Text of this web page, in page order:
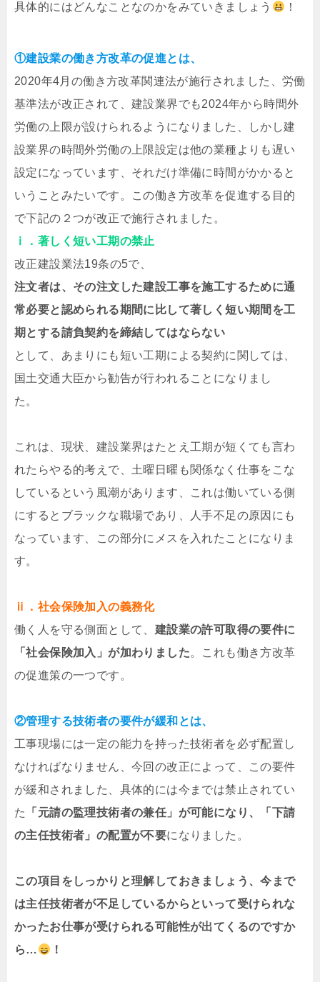
具体的にはどんなことなのかをみていきましょう ！
①建設業の働き方改革の促進とは、
2020年4月の働き方改革関連法が施行されました、労働
基準法が改正されて、建設業界でも2024年から時間外
労働の上限が設けられるようになりました、しかし建
設業界の時間外労働の上限設定は他の業種よりも遅い
設定になっています、それだけ準備に時間がかかると
いうことみたいです。この働き方改革を促進する目的
で下記の２つが改正で施行されました。
ⅰ．著しく短い工期の禁止
改正建設業法19条の5で、
注文者は、その注文した建設工事を施工するために通
常必要と認められる期間に比して著しく短い期間を工
期とする請負契約を締結してはならない
として、あまりにも短い工期による契約に関しては、
国土交通大臣から勧告が行われることになりまし
た。
これは、現状、建設業界はたとえ工期が短くても言わ
れたらやる的考えで、土曜日曜も関係なく仕事をこな
しているという風潮があります、これは働いている側
にするとブラックな職場であり、人手不足の原因にも
なっています、この部分にメスを入れたことになりま
す。
ⅱ．社会保険加入の義務化
働く人を守る側面として、 建設業の許可取得の要件に
「社会保険加入」が加わりました。これも働き方改革
の促進策の一つです。
②管理する技術者の要件が緩和とは、
工事現場には一定の能力を持った技術者を必ず配置し
なければなりません、今回の改正によって、この要件
が緩和されました、具体的には今までは禁止されてい
た
「元請の監理技術者の兼任」が可能になり、「下請
の主任技術者」の配置が不要になりました。
この項目をしっかりと理解しておきましょう、今まで
は主任技術者が不足しているからといって受けられな
かったお仕事が受けられる可能性が出てくるのですか
ら…
！